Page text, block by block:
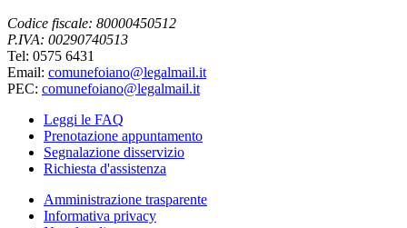
Codice fiscale: 80000450512
P.IVA: 00290740513
Tel: 0575 6431
Email: comunefoiano@legalmail.it
PEC: comunefoiano@legalmail.it
Leggi le FAQ
Prenotazione appuntamento
Segnalazione disservizio
Richiesta d'assistenza
Amministrazione trasparente
Informativa privacy